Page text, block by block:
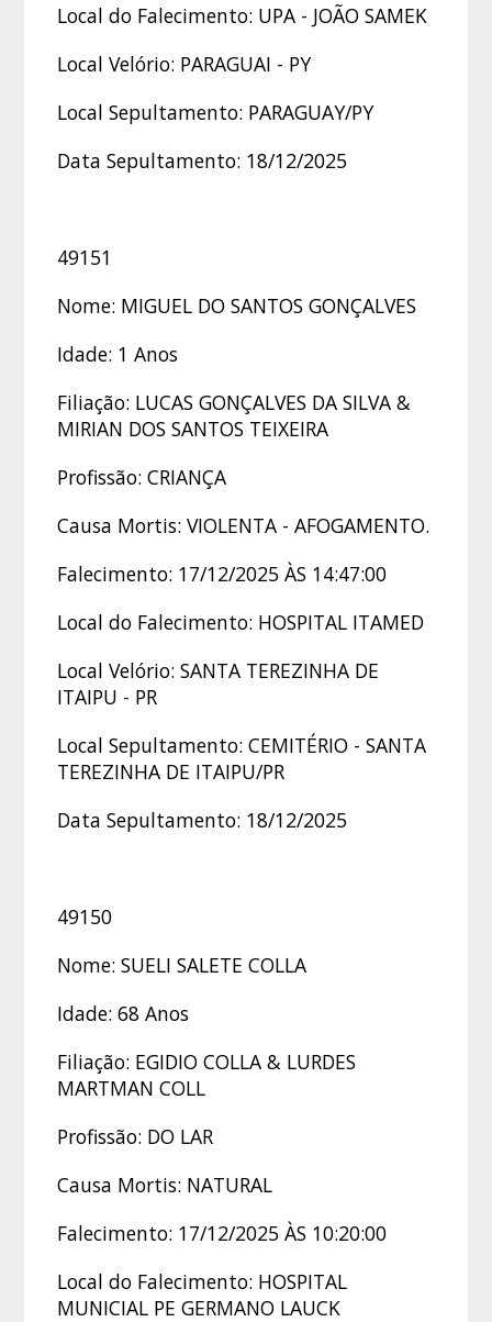
Local do Falecimento: UPA - JOÃO SAMEK
Local Velório: PARAGUAI - PY
Local Sepultamento: PARAGUAY/PY
Data Sepultamento: 18/12/2025
49151
Nome: MIGUEL DO SANTOS GONÇALVES
Idade: 1 Anos
Filiação: LUCAS GONÇALVES DA SILVA &
MIRIAN DOS SANTOS TEIXEIRA
Profissão: CRIANÇA
Causa Mortis: VIOLENTA - AFOGAMENTO.
Falecimento: 17/12/2025 ÀS 14:47:00
Local do Falecimento: HOSPITAL ITAMED
Local Velório: SANTA TEREZINHA DE
ITAIPU - PR
Local Sepultamento: CEMITÉRIO - SANTA
TEREZINHA DE ITAIPU/PR
Data Sepultamento: 18/12/2025
49150
Nome: SUELI SALETE COLLA
Idade: 68 Anos
Filiação: EGIDIO COLLA & LURDES
MARTMAN COLL
Profissão: DO LAR
Causa Mortis: NATURAL
Falecimento: 17/12/2025 ÀS 10:20:00
Local do Falecimento: HOSPITAL
MUNICIAL PE GERMANO LAUCK